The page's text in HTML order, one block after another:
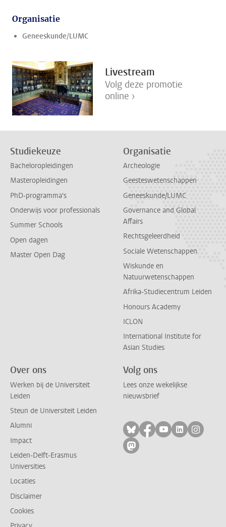
Organisatie
Geneeskunde/LUMC
Livestream
Volg deze promotie
online ›
Studiekeuze
Bacheloropleidingen
Masteropleidingen
PhD-programma's
Onderwijs voor professionals
Summer Schools
Open dagen
Master Open Dag
Organisatie
Archeologie
Geesteswetenschappen
Geneeskunde/LUMC
Governance and Global
Affairs
Rechtsgeleerdheid
Sociale Wetenschappen
Wiskunde en
Natuurwetenschappen
Afrika-Studiecentrum Leiden
Honours Academy
ICLON
International Institute for
Asian Studies
Over ons
Werken bij de Universiteit
Leiden
Steun de Universiteit Leiden
Alumni
Impact
Leiden-Delft-Erasmus
Universities
Locaties
Disclaimer
Cookies
Volg ons
Lees onze wekelijkse
nieuwsbrief
Volg ons op bluesky
Volg ons op
Volg ons op
Volg ons
Volg
Volg ons op mastodon